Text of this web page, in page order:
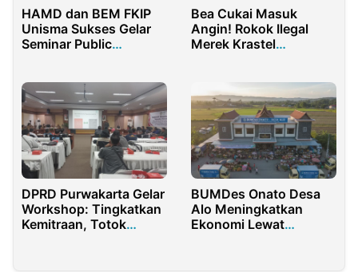
HAMD dan BEM FKIP
Unisma Sukses Gelar
Seminar Public
Bea Cukai Masuk
Angin! Rokok Ilegal
Merek Krastel
DPRD Purwakarta Gelar
Workshop: Tingkatkan
Kemitraan, Totok
BUMDes Onato Desa
Alo Meningkatkan
Ekonomi Lewat